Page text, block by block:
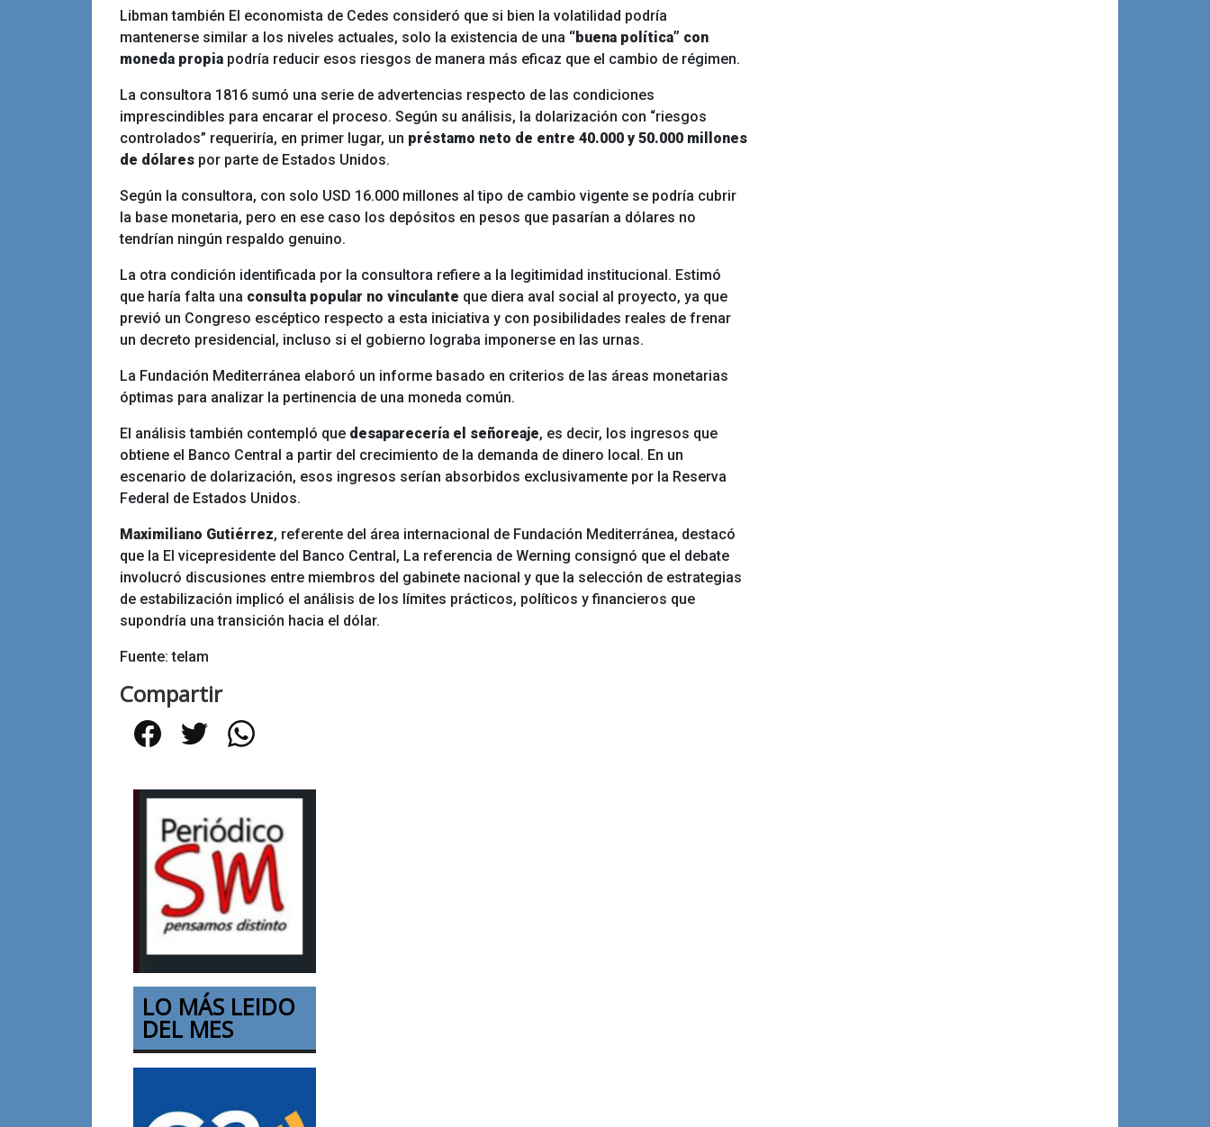
Libman también El economista de Cedes consideró que si bien la volatilidad podría
mantenerse similar a los niveles actuales, solo la existencia de una “buena política” con
moneda propia podría reducir esos riesgos de manera más eficaz que el cambio de régimen.
La consultora 1816 sumó una serie de advertencias respecto de las condiciones
imprescindibles para encarar el proceso. Según su análisis, la dolarización con “riesgos
controlados” requeriría, en primer lugar, un préstamo neto de entre 40.000 y 50.000 millones
de dólares por parte de Estados Unidos.
Según la consultora, con solo USD 16.000 millones al tipo de cambio vigente se podría cubrir
la base monetaria, pero en ese caso los depósitos en pesos que pasarían a dólares no
tendrían ningún respaldo genuino.
La otra condición identificada por la consultora refiere a la legitimidad institucional. Estimó
que haría falta una consulta popular no vinculante que diera aval social al proyecto, ya que
previó un Congreso escéptico respecto a esta iniciativa y con posibilidades reales de frenar
un decreto presidencial, incluso si el gobierno lograba imponerse en las urnas.
La Fundación Mediterránea elaboró un informe basado en criterios de las áreas monetarias
óptimas para analizar la pertinencia de una moneda común.
El análisis también contempló que desaparecería el señoreaje, es decir, los ingresos que
obtiene el Banco Central a partir del crecimiento de la demanda de dinero local. En un
escenario de dolarización, esos ingresos serían absorbidos exclusivamente por la Reserva
Federal de Estados Unidos.
Maximiliano Gutiérrez, referente del área internacional de Fundación Mediterránea, destacó
que la El vicepresidente del Banco Central, La referencia de Werning consignó que el debate
involucró discusiones entre miembros del gabinete nacional y que la selección de estrategias
de estabilización implicó el análisis de los límites prácticos, políticos y financieros que
supondría una transición hacia el dólar.
Fuente: telam
Compartir
FacebookTwitterWhatsApp
LO MÁS LEIDO
DEL MES